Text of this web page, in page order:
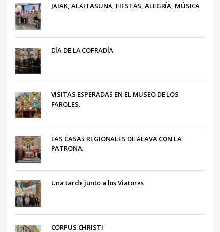
JAIAK, ALAITASUNA, FIESTAS, ALEGRÍA, MÚSICA
DÍA DE LA COFRADÍA
VISITAS ESPERADAS EN EL MUSEO DE LOS
FAROLES.
LAS CASAS REGIONALES DE ALAVA CON LA
PATRONA.
Una tarde junto a los Viatores
CORPUS CHRISTI